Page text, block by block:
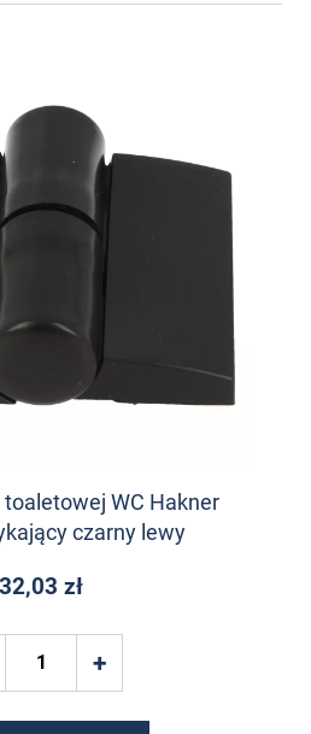
WC Hakner
czarny lewy
32,03 zł